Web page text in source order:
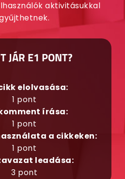
aktivitásukkal
JÁR E1 PONT?
elolvasása:
1 pont
írása:
1 pont
a cikkeken:
1 pont
leadása:
3 pont